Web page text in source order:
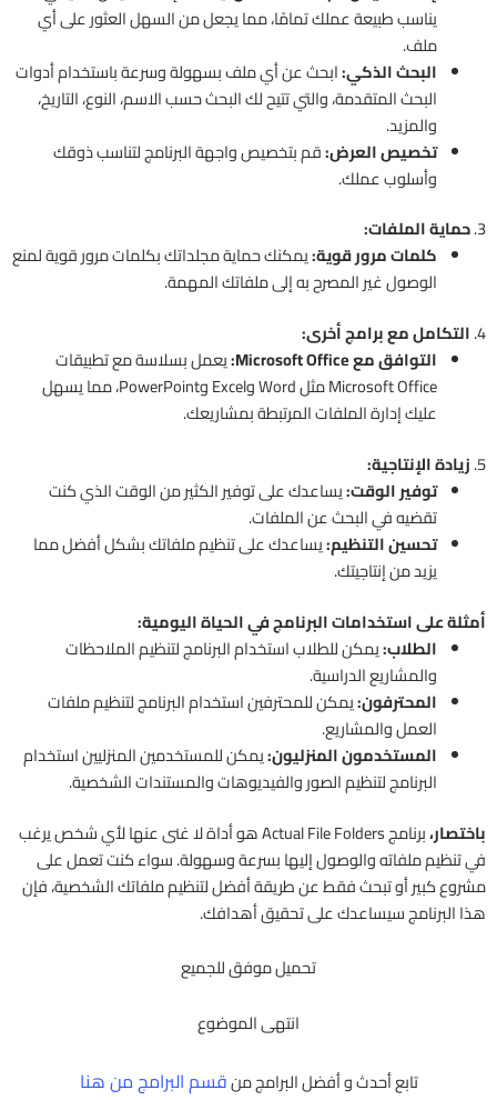
يناسب طبيعة عملك تمامًا، مما يجعل من السهل العثور على أي
ملف.
البحث الذكي:ابحث عن أي ملف بسهولة وسرعة باستخدام أدوات
البحث المتقدمة، والتي تتيح لك البحث حسب الاسم، النوع، التاريخ،
والمزيد.
تخصيص العرض:قم بتخصيص واجهة البرنامج لتناسب ذوقك
وأسلوب عملك.
3. حماية الملفات:
كلمات مرور قوية:يمكنك حماية مجلداتك بكلمات مرور قوية لمنع
الوصول غير المصرح به إلى ملفاتك المهمة.
4. التكامل مع برامج أخرى:
التوافق مع Microsoft Office:
يعمل بسلاسة مع تطبيقات
Microsoft Office مثل Word وExcel وPowerPoint، مما يسهل
عليك إدارة الملفات المرتبطة بمشاريعك.
5. زيادة الإنتاجية:
توفير الوقت:يساعدك على توفير الكثير من الوقت الذي كنت
تقضيه في البحث عن الملفات.
تحسين التنظيم:يساعدك على تنظيم ملفاتك بشكل أفضل مما
يزيد من إنتاجيتك.
أمثلة على استخدامات البرنامج في الحياة اليومية:
الطلاب:يمكن للطلاب استخدام البرنامج لتنظيم الملاحظات
والمشاريع الدراسية.
المحترفون:يمكن للمحترفين استخدام البرنامج لتنظيم ملفات
العمل والمشاريع.
المستخدمون المنزليون:يمكن للمستخدمين المنزليين استخدام
البرنامج لتنظيم الصور والفيديوهات والمستندات الشخصية.
باختصار،
برنامج Actual File Folders هو أداة لا غنى عنها لأي شخص يرغب
في تنظيم ملفاته والوصول إليها بسرعة وسهولة. سواء كنت تعمل على
مشروع كبير أو تبحث فقط عن طريقة أفضل لتنظيم ملفاتك الشخصية، فإن
هذا البرنامج سيساعدك على تحقيق أهدافك.
تحميل موفق للجميع
انتهى الموضوع
تابع أحدث و أفضل البرامج منقسم البرامج من هنا